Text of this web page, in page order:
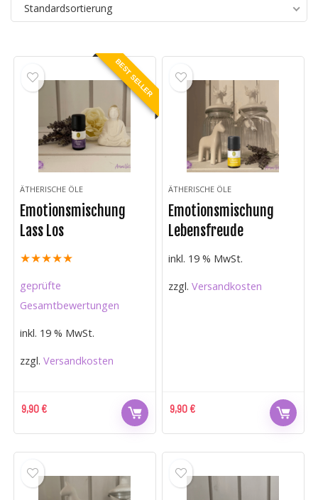
Standardsortierung
BEST SELLER
ÄTHERISCHE ÖLE
Emotionsmischung
Lass Los
★★★★★
geprüfte
Gesamtbewertungen
9,90€
inkl. 19 % MwSt.
zzgl.Versandkosten
ÄTHERISCHE ÖLE
Emotionsmischung
Lebensfreude
9,90€
inkl. 19 % MwSt.
zzgl.Versandkosten